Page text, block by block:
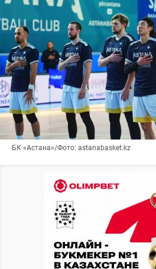
БК «Астана»/Фото: astanabasket.kz